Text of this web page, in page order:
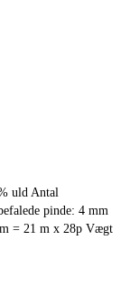
uld Antal
pinde: 4 mm
= 21 m x 28p Vægt